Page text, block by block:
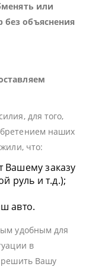
или
без объяснения
для того,
наших
что:
Вашему заказу
руль и т.д.);
авто.
удобным для
в
решить Вашу